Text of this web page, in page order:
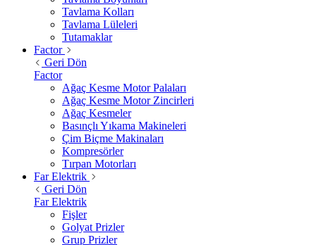
Tavlama Kolları
Tavlama Lüleleri
Tutamaklar
Factor
Geri Dön
Factor
Ağaç Kesme Motor Palaları
Ağaç Kesme Motor Zincirleri
Ağaç Kesmeler
Basınçlı Yıkama Makineleri
Çim Biçme Makinaları
Kompresörler
Tırpan Motorları
Far Elektrik
Geri Dön
Far Elektrik
Fişler
Golyat Prizler
Grup Prizler